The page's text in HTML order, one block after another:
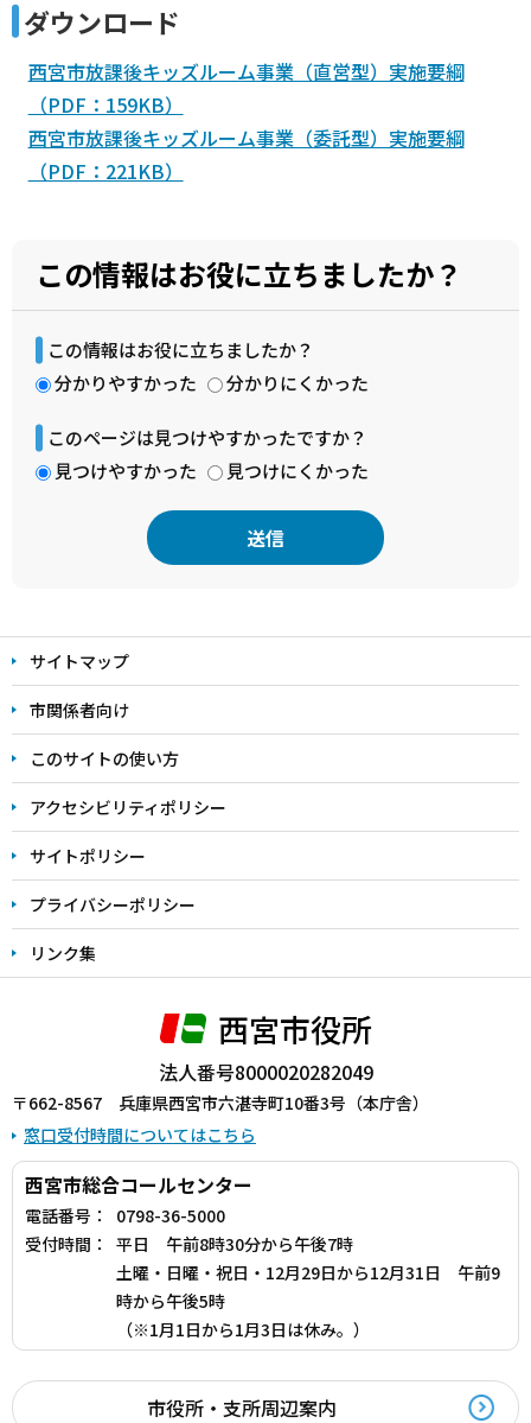
ダウンロード
西宮市放課後キッズルーム事業（直営型）実施要綱
（PDF：159KB）
西宮市放課後キッズルーム事業（委託型）実施要綱
（PDF：221KB）
この情報はお役に立ちましたか？
この情報はお役に立ちましたか？
分かりやすかった
分かりにくかった
このページは見つけやすかったですか？
見つけやすかった
見つけにくかった
文
こ
こ
ま
で
サイトマップ
市関係者向け
このサイトの使い方
アクセシビリティポリシー
サイトポリシー
プライバシーポリシー
リンク集
西宮市役所
法人番号8000020282049
〒662-8567 兵庫県西宮市六湛寺町10番3号（本庁舎）
窓口受付時間についてはこちら
西宮市総合コールセンター
電話番号：
0798-36-5000
受付時間：
平日 午前8時30分から午後7時
土曜・日曜・祝日・12月29日から12月31日 午前9
時から午後5時
（※1月1日から1月3日は休み。）
市役所・支所周辺案内